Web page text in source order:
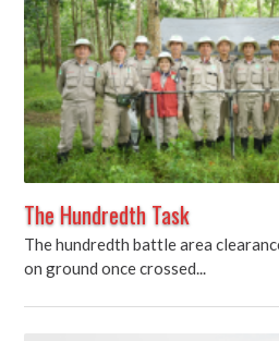
The Hundredth Task
The hundredth battle area
on ground once crossed...